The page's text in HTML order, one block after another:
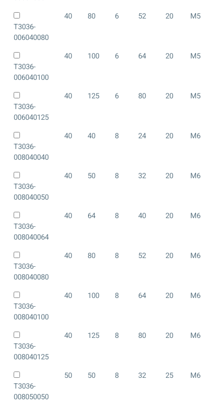
T3036-
006040080
40 80 6 52 20 M5
T3036-
006040100
40 100 6 64 20 M5
T3036-
006040125
40 125 6 80 20 M5
T3036-
008040040
40 40 8 24 20 M6
T3036-
008040050
40 50 8 32 20 M6
T3036-
008040064
40 64 8 40 20 M6
T3036-
008040080
40 80 8 52 20 M6
T3036-
008040100
40 100 8 64 20 M6
T3036-
008040125
40 125 8 80 20 M6
T3036-
008050050
50 50 8 32 25 M6